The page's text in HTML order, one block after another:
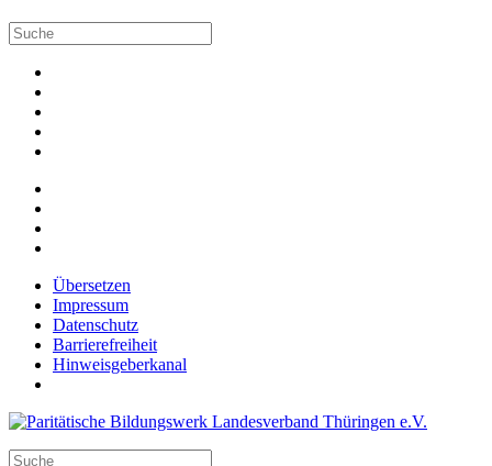
Übersetzen
Impressum
Datenschutz
Barrierefreiheit
Hinweisgeberkanal